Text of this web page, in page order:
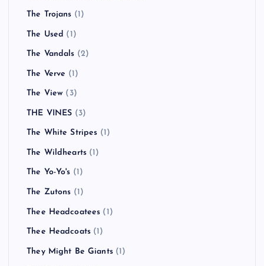
The Trojans (1)
The Used (1)
The Vandals (2)
The Verve (1)
The View (3)
THE VINES (3)
The White Stripes (1)
The Wildhearts (1)
The Yo-Yo's (1)
The Zutons (1)
Thee Headcoatees (1)
Thee Headcoats (1)
They Might Be Giants(1)